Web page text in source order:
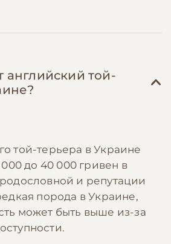
английский той-
той-терьера в Украине
000 до 40 000 гривен в
и репутации
порода в Украине,
может быть выше из-за